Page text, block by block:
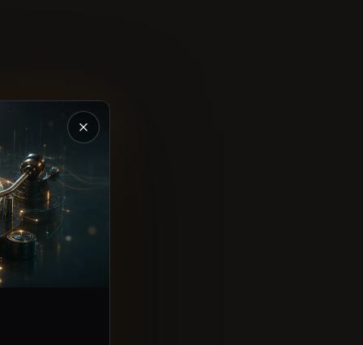
Chiudi la presentazione di Magic Music